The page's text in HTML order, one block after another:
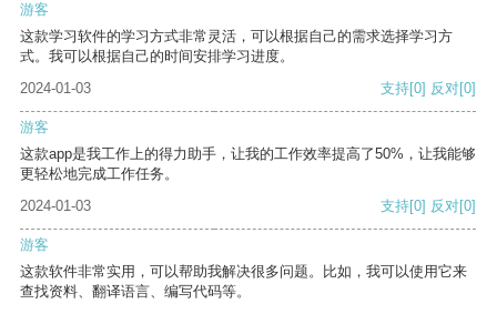
游客
这款学习软件的学习方式非常灵活，可以根据自己的需求选择学习方
式。我可以根据自己的时间安排学习进度。
2024-01-03
支持[0] 反对[0]
游客
这款app是我工作上的得力助手，让我的工作效率提高了50%，让我能够
更轻松地完成工作任务。
2024-01-03
支持[0] 反对[0]
游客
这款软件非常实用，可以帮助我解决很多问题。比如，我可以使用它来
查找资料、翻译语言、编写代码等。